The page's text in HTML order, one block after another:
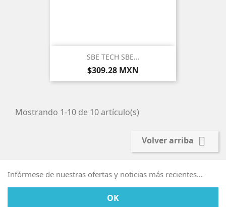
SBE TECH SBE...
Precio
$309.28 MXN
Mostrando 1-10 de 10 artículo(s)
Volver arriba 
Infórmese de nuestras ofertas y noticias más recientes...